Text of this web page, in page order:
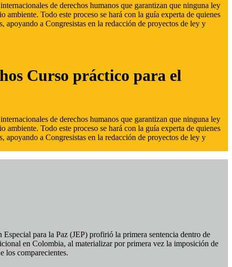
de derechos humanos que garantizan que ninguna ley
Todo este proceso se hará con la guía experta de quienes
apoyando a Congresistas en la redacción de proyectos de ley y
Curso práctico para el
de derechos humanos que garantizan que ninguna ley
Todo este proceso se hará con la guía experta de quienes
apoyando a Congresistas en la redacción de proyectos de ley y
para la Paz (JEP) profirió la primera sentencia dentro de
en Colombia, al materializar por primera vez la imposición de
los comparecientes.